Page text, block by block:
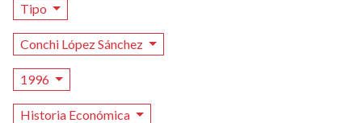
Tipo
Conchi López Sánchez
1996
Historia Económica